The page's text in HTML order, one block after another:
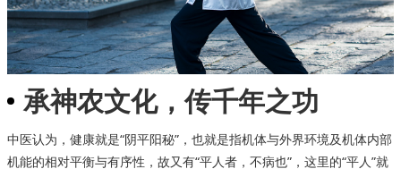
承神农文化，传千年之功
中医认为，健康就是“阴平阳秘”，也就是指机体与外界环境及机体内部
机能的相对平衡与有序性，故又有“平人者，不病也”，这里的“平人”就